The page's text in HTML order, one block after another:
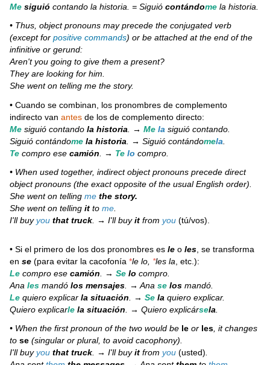
Me siguió contando la historia. = Siguiócontándome la historia.
• Thus, object pronouns may precede the conjugated verb
(except forpositive commands) or be attached at the end of the
infinitive or gerund:
Aren't you going to give them a present?
They are looking for him.
She went on telling me the story.
• Cuando se combinan, los pronombres de complemento
indirecto vanantes de los de complemento directo:
Me siguió contandola historia . →Me la siguió contando.
Siguió contándome la historia . → Siguió contándomela
Te compro esecamión . → Te lo compro.
• When used together, indirect object pronouns precede direct
object pronouns (the exact opposite of the usual English order).
She went on tellingme the story.
She went on tellingit tome.
I'll buyyou that truck. → I'll buyit fromyou (tú/vos).
• Si el primero de los dos pronombres esle oles , se transforma
ense (para evitar la cacofonía*le lo, *les la , etc.):
Le compro esecamión . →Se lo compro.
Anales mandólos mensajes . → Anase los mandó.
Le quiero explicarla situación . →Se la quiero explicar.
Quiero explicarle la situación . → Quiero explicársela
• When the first pronoun of the two would be le or les, it changes
tose (singular or plural, to avoid cacophony).
I'll buyyou that truck. → I'll buyit fromyou (usted).